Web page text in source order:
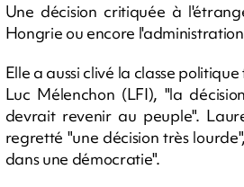
Une décision critiquée à
Hongrie ou encore
Elle a aussi clivé la classe
Luc Mélenchon (LFI), "la
devrait revenir au peuple".
regretté "une décision très
dans une démocratie".